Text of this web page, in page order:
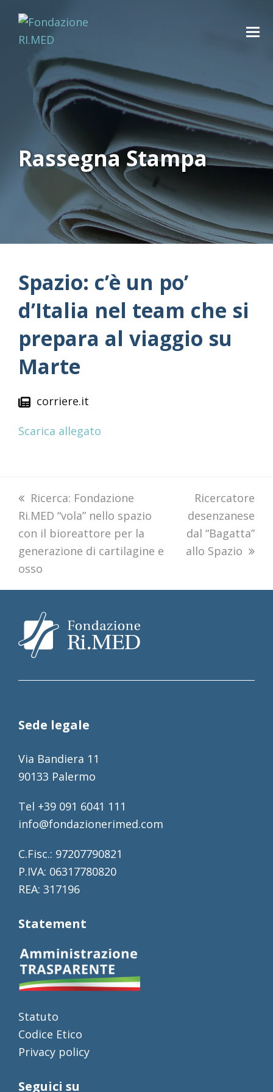
Rassegna Stampa
Spazio: c’è un po’
d’Italia nel team che si
prepara al viaggio su
Marte
corriere.it
Scarica allegato
previous
post:
Ricerca: Fondazione
Ri.MED “vola” nello spazio
con il bioreattore per la
generazione di cartilagine e
osso
next
post:
Ricercatore
desenzanese
dal “Bagatta”
allo Spazio
Sede legale
Via Bandiera 11
90133 Palermo
Tel +39 091 6041 111
info@fondazionerimed.com
C.Fisc.: 97207790821
P.IVA: 06317780820
REA: 317196
Statement
Statuto
Codice Etico
Privacy policy
Seguici su